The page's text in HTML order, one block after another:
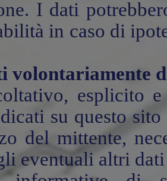
I dati
in caso di
volontariamente
esplicito
su questo sito
del mittente,
eventuali altri